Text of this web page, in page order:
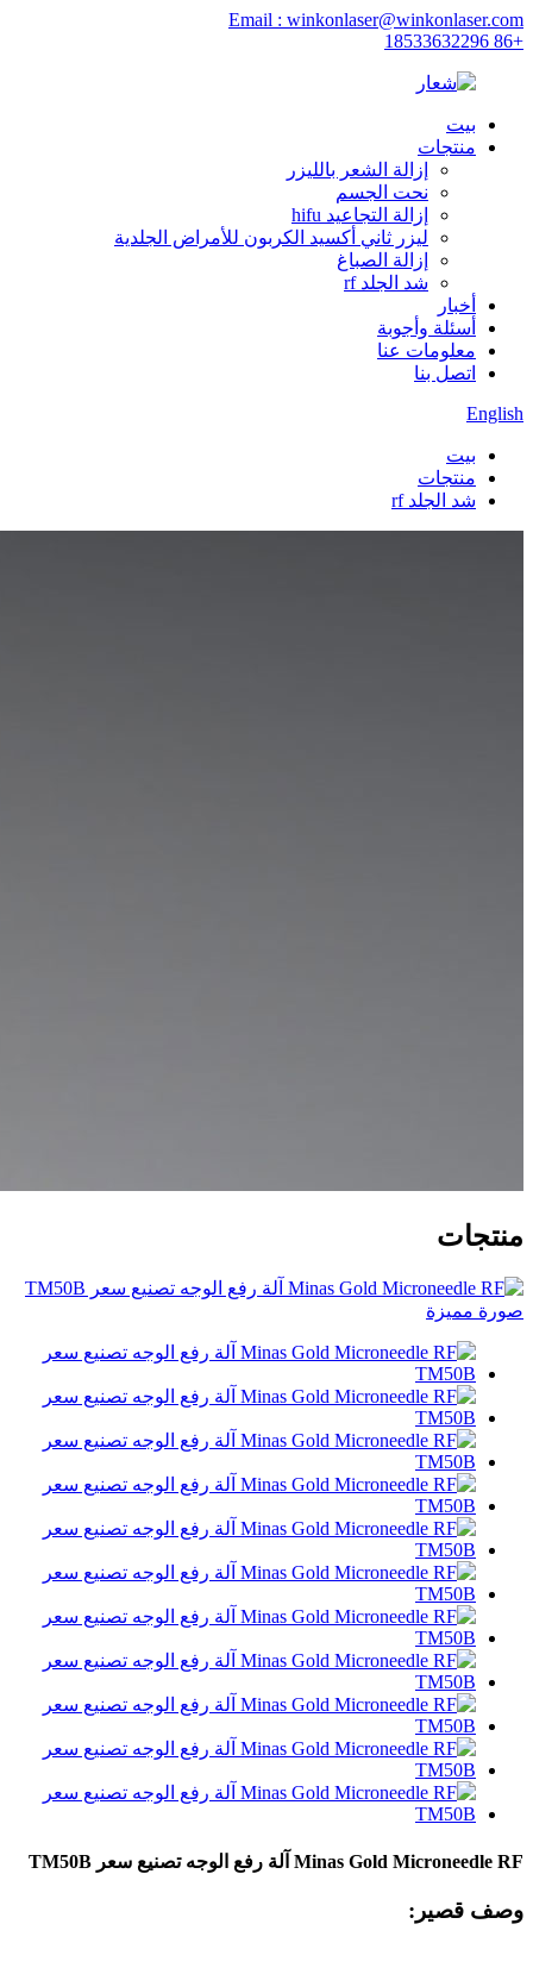
Email : winkonlaser@winkonlaser.com
+86 18533632296
بيت
منتجات
إزالة الشعر بالليزر
نحت الجسم
إزالة التجاعيد hifu
ليزر ثاني أكسيد الكربون للأمراض الجلدية
إزالة الصباغ
شد الجلد rf
أخبار
أسئلة وأجوبة
معلومات عنا
اتصل بنا
English
بيت
منتجات
شد الجلد rf
منتجات
Minas Gold Microneedle RF آلة رفع الوجه تصنيع سعر TM50B
وصف قصير: